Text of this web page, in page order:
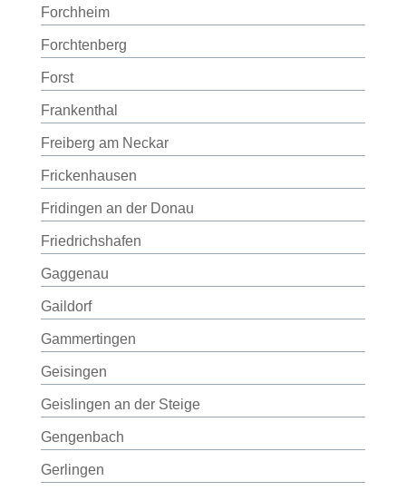
Forchheim
Forchtenberg
Forst
Frankenthal
Freiberg am Neckar
Frickenhausen
Fridingen an der Donau
Friedrichshafen
Gaggenau
Gaildorf
Gammertingen
Geisingen
Geislingen an der Steige
Gengenbach
Gerlingen